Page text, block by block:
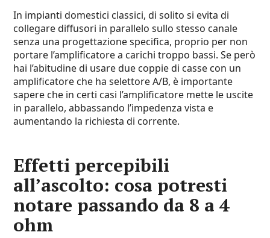
In impianti domestici classici, di solito si evita di
collegare diffusori in parallelo sullo stesso canale
senza una progettazione specifica, proprio per non
portare l’amplificatore a carichi troppo bassi. Se però
hai l’abitudine di usare due coppie di casse con un
amplificatore che ha selettore A/B, è importante
sapere che in certi casi l’amplificatore mette le uscite
in parallelo, abbassando l’impedenza vista e
aumentando la richiesta di corrente.
Effetti percepibili
all’ascolto: cosa potresti
notare passando da 8 a 4
ohm